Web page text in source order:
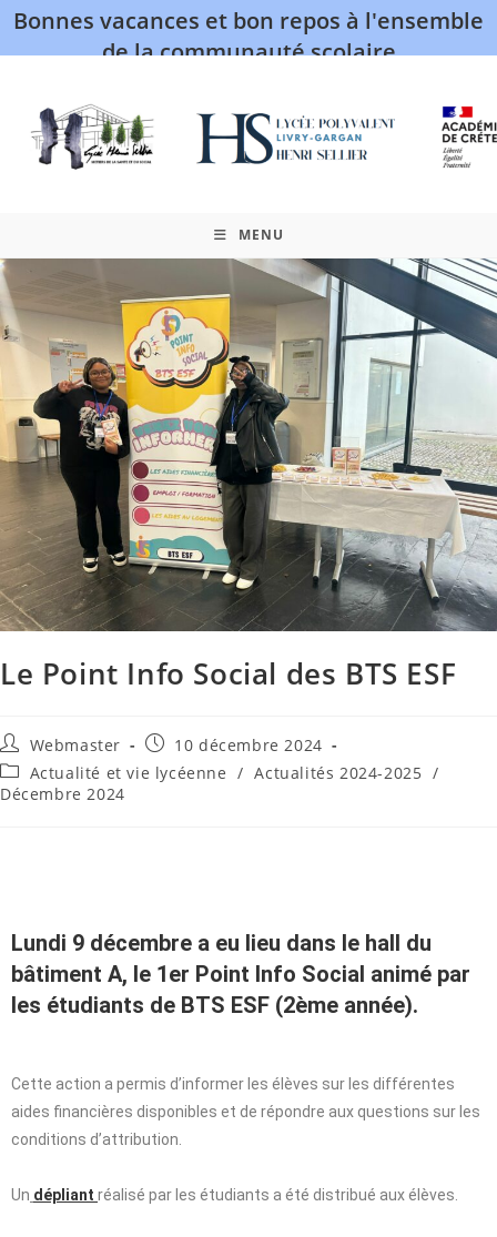
Bonnes vacances et bon repos à l'ensemble
de la communauté scolaire
MENU
Le Point Info Social des BTS ESF
Webmaster
10 décembre 2024
Actualité et vie lycéenne / Actualités 2024-2025 /
Décembre 2024
Lundi 9 décembre a eu lieu dans le hall du
bâtiment A, le 1er Point Info Social animé par
les étudiants de BTS ESF (2ème année).
Cette action a permis d’informer les élèves sur les différentes
aides financières disponibles et de répondre aux questions sur les
conditions d’attribution.
Un dépliant réalisé par les étudiants a été distribué aux élèves.